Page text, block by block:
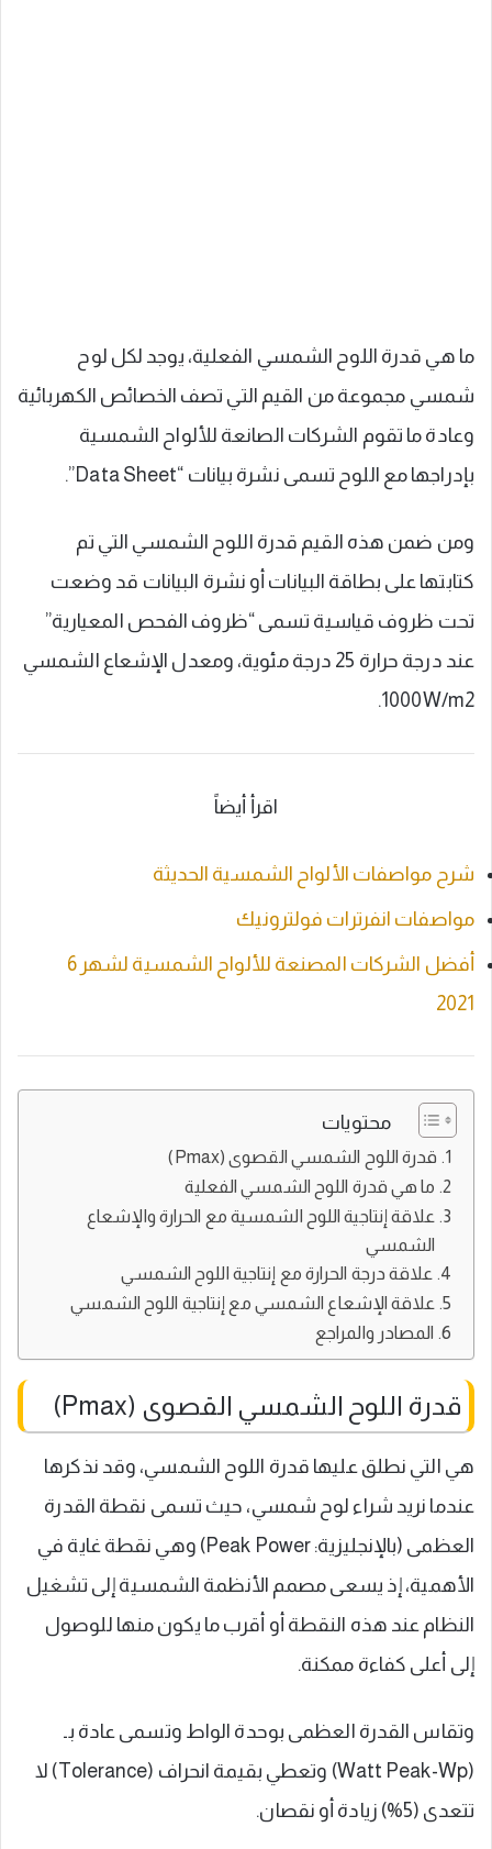
ما هي قدرة اللوح الشمسي الفعلية، يوجد لكل لوح
شمسي مجموعة من القيم التي تصف الخصائص الكهربائية
وعادة ما تقوم الشركات الصانعة للألواح الشمسية
بإدراجها مع اللوح تسمى نشرة بيانات “Data Sheet”.
ومن ضمن هذه القيم قدرة اللوح الشمسي التي تم
كتابتها على بطاقة البيانات أو نشرة البيانات قد وضعت
تحت ظروف قياسية تسمى “ظروف الفحص المعيارية”
عند درجة حرارة 25 درجة مئوية، ومعدل الإشعاع الشمسي
1000W/m2.
اقرأ أيضاً
شرح مواصفات الألواح الشمسية الحديثة
مواصفات انفرترات فولترونيك
أفضل الشركات المصنعة للألواح الشمسية لشهر 6
2021
محتويات
قدرة اللوح الشمسي القصوى (Pmax)
ما هي قدرة اللوح الشمسي الفعلية
علاقة إنتاجية اللوح الشمسية مع الحرارة والإشعاع
الشمسي
علاقة درجة الحرارة مع إنتاجية اللوح الشمسي
علاقة الإشعاع الشمسي مع إنتاجية اللوح الشمسي
المصادر والمراجع
قدرة اللوح الشمسي القصوى (Pmax)
هي التي نطلق عليها قدرة اللوح الشمسي، وقد نذكرها
عندما نريد شراء لوح شمسي، حيث تسمى نقطة القدرة
العظمى (بالإنجليزية: Peak Power) وهي نقطة غاية في
الأهمية، إذ يسعى مصمم الأنظمة الشمسية إلى تشغيل
النظام عند هذه النقطة أو أقرب ما يكون منها للوصول
إلى أعلى كفاءة ممكنة.
وتقاس القدرة العظمى بوحدة الواط وتسمى عادة بـ
(Watt Peak-Wp) وتعطي بقيمة انحراف (Tolerance) لا
تتعدى (5%) زيادة أو نقصان.